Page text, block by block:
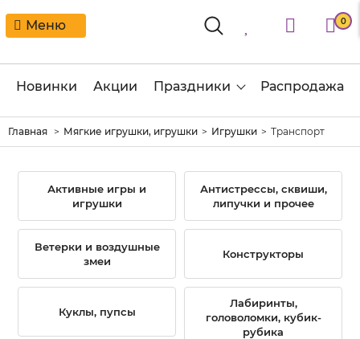
Меню 0
Новинки Акции Праздники Распродажа
Главная Мягкие игрушки, игрушки Игрушки Транспорт
Активные игры и
игрушки
Антистрессы, сквиши,
липучки и прочее
Ветерки и воздушные
змеи
Конструкторы
Куклы, пупсы
Лабиринты,
головоломки, кубик-
рубика